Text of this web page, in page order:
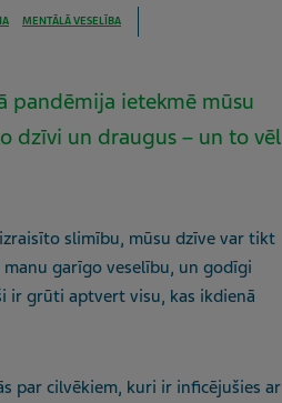
MENTĀLĀ VESELĪBA
pandēmija ietekmē mūsu
dzīvi un draugus – un to vēl
slimību, mūsu dzīve var tikt
garīgo veselību, un godīgi
ir grūti aptvert visu, kas ikdienā
par cilvēkiem, kuri ir inficējušies ar